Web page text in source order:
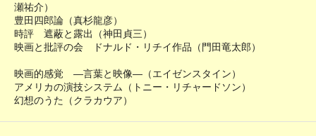
瀬祐介）
豊田四郎論（真杉龍彦）
時評 遮蔽と露出（神田貞三）
映画と批評の会 ドナルド・リチイ作品（門田竜太郎）
映画的感覚 ―言葉と映像―（エイゼンスタイン）
アメリカの演技システム（トニー・リチャードソン）
幻想のうた（クラカウア）